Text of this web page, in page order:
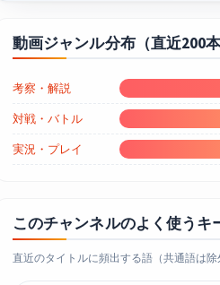
動画ジャンル分布（直近200
考察・解説
対戦・バトル
実況・プレイ
このチャンネルのよく使うキ
直近のタイトルに頻出する語（共通語は